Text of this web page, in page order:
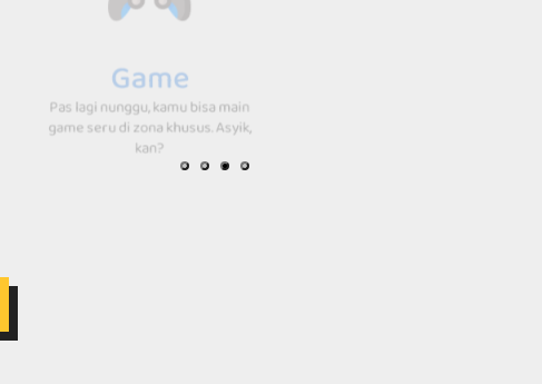
Game
Pas lagi nunggu, kamu bisa main
game seru di zona khusus. Asyik,
kan?